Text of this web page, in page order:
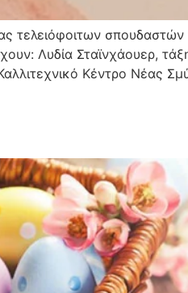
τελειόφοιτων
Λυδία Σταϊνχάουερ,
Κέντρο Νέας